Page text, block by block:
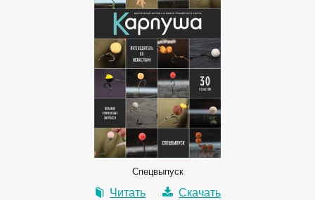
Спецвыпуск
Читать Скачать